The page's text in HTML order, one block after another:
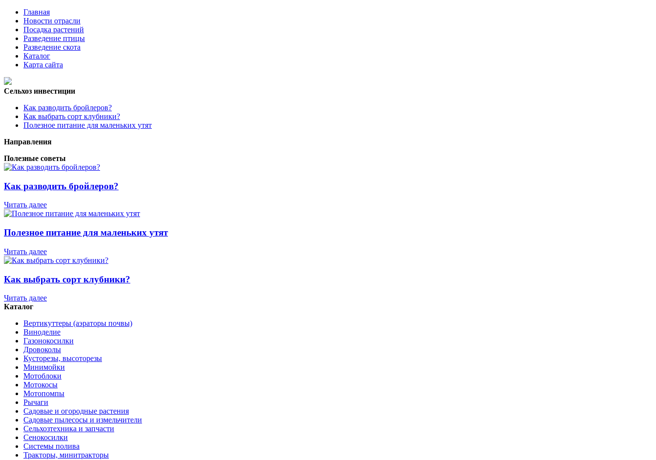
Главная
Новости отрасли
Посадка растений
Разведение птицы
Разведение скота
Каталог
Карта сайта
Сельхоз инвестиции
Как разводить бройлеров?
Как выбрать сорт клубники?
Полезное питание для маленьких утят
Направления
Полезные советы
Как разводить бройлеров?
Читать далее
Полезное питание для маленьких утят
Читать далее
Как выбрать сорт клубники?
Читать далее
Каталог
Вертикуттеры (аэраторы почвы)
Виноделие
Газонокосилки
Дровоколы
Кусторезы, высоторезы
Минимойки
Мотоблоки
Мотокосы
Мотопомпы
Рычаги
Садовые и огородные растения
Садовые пылесосы и измельчители
Сельхозтехника и запчасти
Сенокосилки
Системы полива
Тракторы, минитракторы